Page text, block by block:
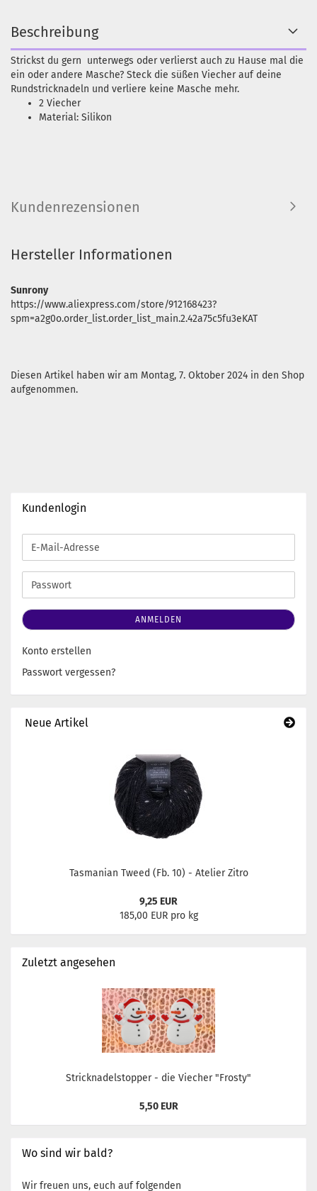
Beschreibung
Strickst du gern unterwegs oder verlierst auch zu Hause mal die
ein oder andere Masche? Steck die süßen Viecher auf deine
Rundstricknadeln und verliere keine Masche mehr.
2 Viecher
Material: Silikon
Kundenrezensionen
Hersteller Informationen
Sunrony
https://www.aliexpress.com/store/912168423?
spm=a2g0o.order_list.order_list_main.2.42a75c5fu3eKAT
Diesen Artikel haben wir am Montag, 7. Oktober 2024 in den Shop
aufgenommen.
Kundenlogin
E-
Mail-
Adresse
Passwort
ANMELDEN
Konto erstellen
Passwort vergessen?
Neue Artikel
Tasmanian Tweed (Fb. 10) - Atelier Zitro
9,25 EUR
185,00 EUR pro kg
Zuletzt angesehen
Stricknadelstopper - die Viecher "Frosty"
5,50 EUR
Wo sind wir bald?
Wir freuen uns, euch auf folgenden